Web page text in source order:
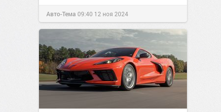
Авто-Тема 09:40 12 ноя 2024